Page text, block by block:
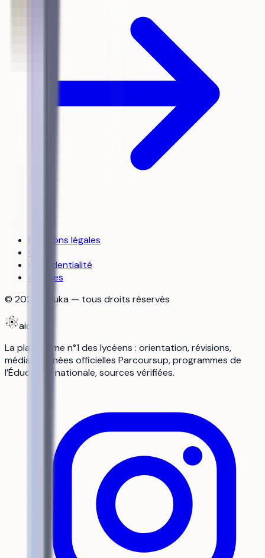
Mentions légales
Confidentialité
Cookies
© 2026 aiduka — tous droits réservés
aiduka
La plateforme n°1 des lycéens : orientation, révisions,
média. Données officielles Parcoursup, programmes de
l’Éducation nationale, sources vérifiées.